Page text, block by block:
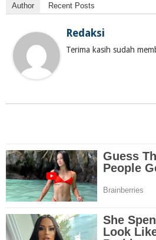
Author Recent Posts
Redaksi
Terima kasih sudah